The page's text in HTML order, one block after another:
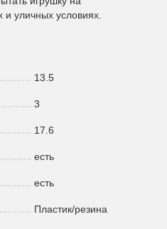
уличных условиях.
13.5
3
17.6
есть
есть
Пластик/резина